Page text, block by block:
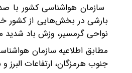
بارشی در بخش‌هایی از کشور
نواحی گرمسیر، وزش باد شدید
مطابق اطلاعیه سازمان
جنوب هرمزگان، ارتفاعات